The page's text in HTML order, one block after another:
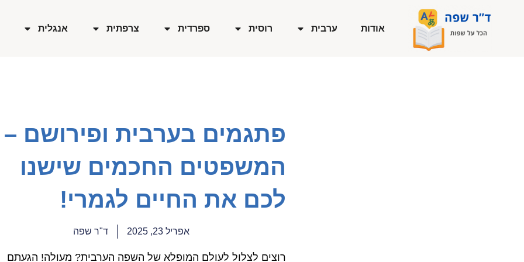
אודות ערבית רוסית ספרדית צרפתית אנגלית
פתגמים בערבית ופירושם –
המשפטים החכמים שישנו
לכם את החיים לגמרי!
אפריל 23, 2025 ד"ר שפה
רוצים לצלול לעולם המופלא של השפה הערבית? מעולה! הגעתם